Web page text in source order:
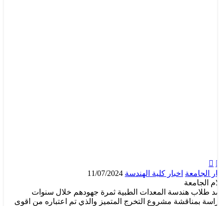
 
الجامعة اخبار كلية الهندسة 11/07/2024
الجامعة
طلاب هندسة المعدات الطبية ثمرة جهودهم خلال سنوات
بمناقشة مشروع التخرج المتميز والذي تم اعتباره من اقوى